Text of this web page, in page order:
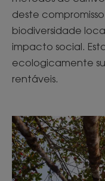
deste
biodiversidade
impacto social.
ecologicamente
rentáveis.